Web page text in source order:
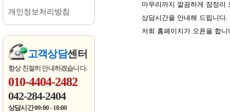
개인정보처리방침
고객상담센터
항상 친절히 안내하겠습니다.
010-4404-2482
042-284-2404
상담시간 09:00 - 18:00
마무리까지 깔끔하게 짐정리
상담시간을 안내해 드립니다.
저희 홈페이지가 오픈을 합